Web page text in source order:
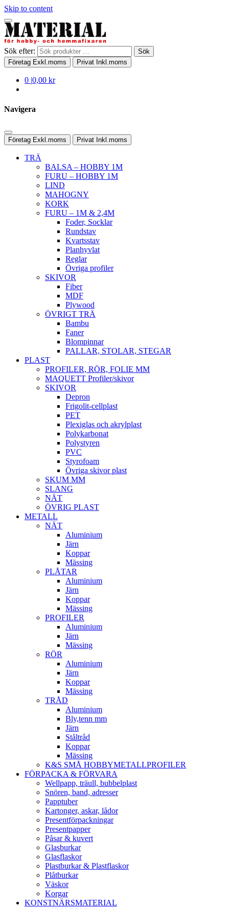
Skip to content
Sök efter:
Sök
Företag Exkl.moms Privat Inkl.moms
0 |0,00 kr
Navigera
Företag Exkl.moms Privat Inkl.moms
TRÄ
BALSA – HOBBY 1M
FURU – HOBBY 1M
LIND
MAHOGNY
KORK
FURU – 1M & 2,4M
Foder, Socklar
Rundstav
Kvartsstav
Planhyvlat
Reglar
Övriga profiler
SKIVOR
Fiber
MDF
Plywood
ÖVRIGT TRÄ
Bambu
Faner
Blompinnar
PALLAR, STOLAR, STEGAR
PLAST
PROFILER, RÖR, FOLIE MM
MAQUETT Profiler/skivor
SKIVOR
Depron
Frigolit-cellplast
PET
Plexiglas och akrylplast
Polykarbonat
Polystyren
PVC
Styrofoam
Övriga skivor plast
SKUM MM
SLANG
NÄT
ÖVRIG PLAST
METALL
NÄT
Aluminium
Järn
Koppar
Mässing
PLÅTAR
Aluminium
Järn
Koppar
Mässing
PROFILER
Aluminium
Järn
Mässing
RÖR
Aluminium
Järn
Koppar
Mässing
TRÅD
Aluminium
Bly,tenn mm
Järn
Ståltråd
Koppar
Mässing
K&S SMÅ HOBBYMETALLPROFILER
FÖRPACKA & FÖRVARA
Wellpapp, träull, bubbelplast
Snören, band, adresser
Papptuber
Kartonger, askar, lådor
Presentförpackningar
Presentpapper
Påsar & kuvert
Glasburkar
Glasflaskor
Plastburkar & Plastflaskor
Plåtburkar
Väskor
Korgar
KONSTNÄRSMATERIAL